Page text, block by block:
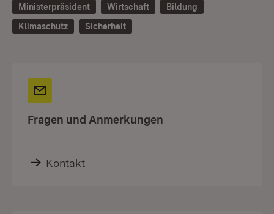
Ministerpräsident
Wirtschaft
Bildung
Klimaschutz
Sicherheit
Fragen und Anmerkungen
Kontakt